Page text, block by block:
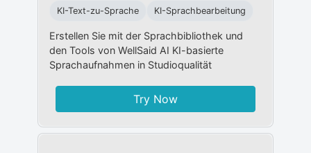
KI-Text-zu-Sprache KI-Sprachbearbeitung
Erstellen Sie mit der Sprachbibliothek und
den Tools von WellSaid AI KI-basierte
Sprachaufnahmen in Studioqualität
Try Now